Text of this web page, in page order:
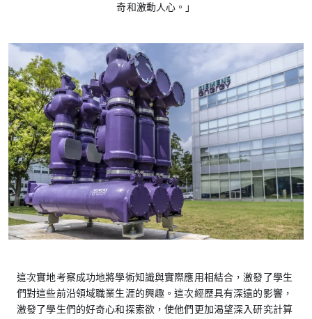
奇和激動人心。」
這次實地考察成功地將學術知識與實際應用相結合，激發了學生
們對這些前沿領域職業生涯的興趣。這次經歷具有深遠的影響，
激發了學生們的好奇心和探索欲，使他們更加渴望深入研究計算